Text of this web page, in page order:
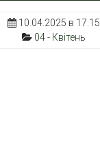
10.04.2025 в 17:15
04 - Квітень